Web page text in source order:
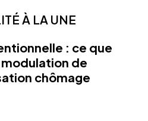
À LA UNE
: ce que
de
chômage